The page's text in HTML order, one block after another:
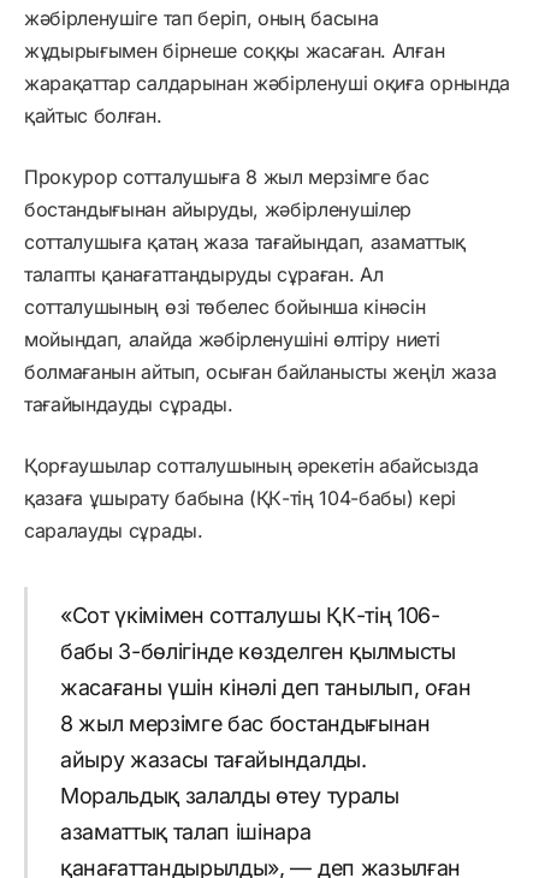
жәбірленушіге тап беріп, оның басына
жұдырығымен бірнеше соққы жасаған. Алған
жарақаттар салдарынан жәбірленуші оқиға орнында
қайтыс болған.
Прокурор сотталушыға 8 жыл мерзімге бас
бостандығынан айыруды, жәбірленушілер
сотталушыға қатаң жаза тағайындап, азаматтық
талапты қанағаттандыруды сұраған. Ал
сотталушының өзі төбелес бойынша кінәсін
мойындап, алайда жәбірленушіні өлтіру ниеті
болмағанын айтып, осыған байланысты жеңіл жаза
тағайындауды сұрады.
Қорғаушылар сотталушының әрекетін абайсызда
қазаға ұшырату бабына (ҚК-тің 104-бабы) кері
саралауды сұрады.
«Сот үкімімен сотталушы ҚК-тің 106-
бабы 3-бөлігінде көзделген қылмысты
жасағаны үшін кінәлі деп танылып, оған
8 жыл мерзімге бас бостандығынан
айыру жазасы тағайындалды.
Моральдық залалды өтеу туралы
азаматтық талап ішінара
қанағаттандырылды», — деп жазылған